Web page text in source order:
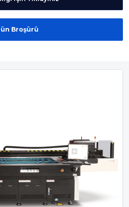
Teknolojili baskıyı tercih edin.
Broşürü